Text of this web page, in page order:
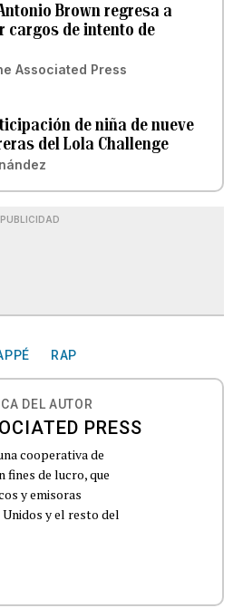
Brown regresa a
cargos de intento de
Associated Press
de niña de nueve
del Lola Challenge
PUBLICIDAD
RAP
DEL AUTOR
PRESS
cooperativa de
fines de lucro, que
y emisoras
y el resto del